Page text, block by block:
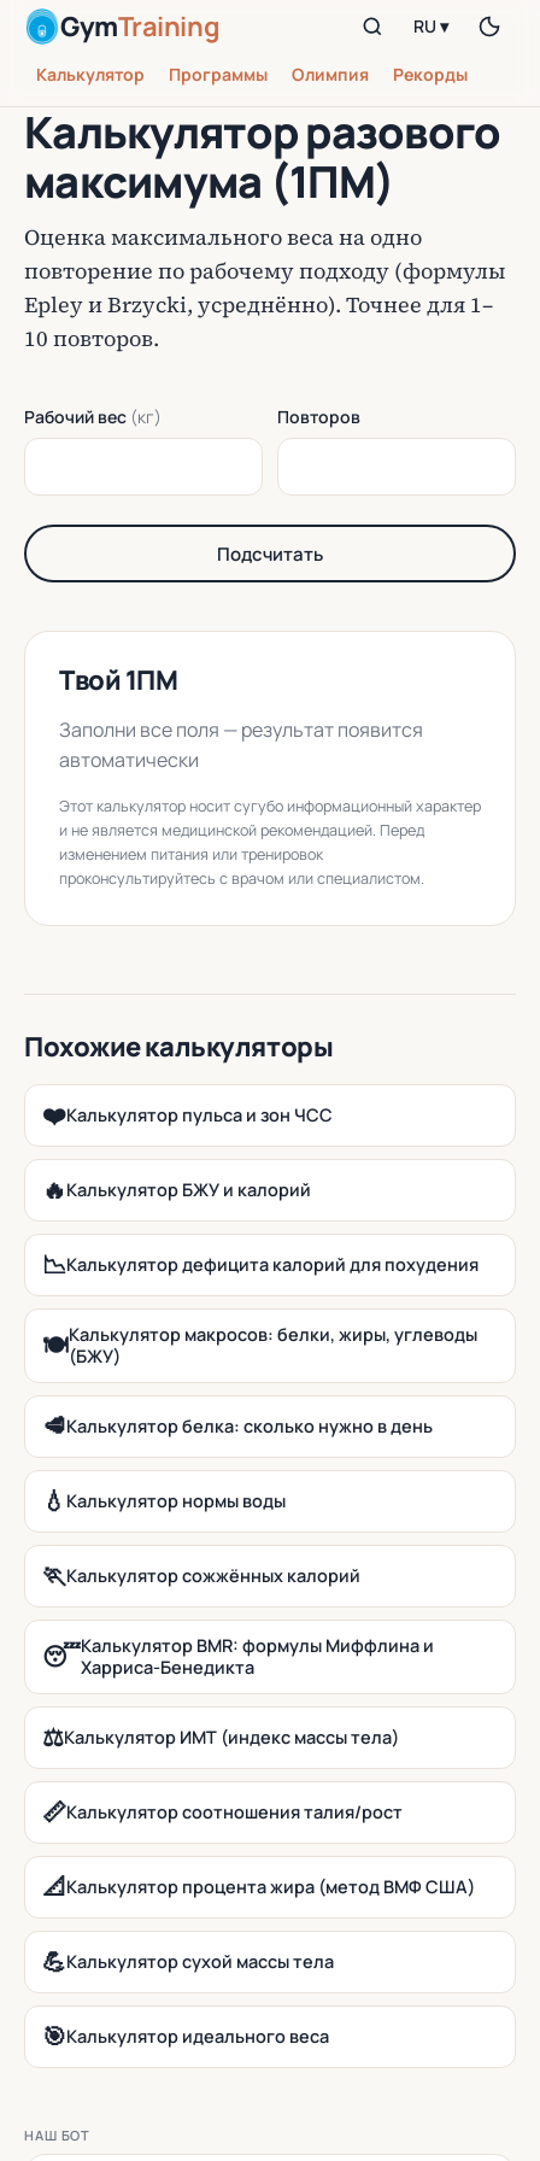
GymTraining
Калькулятор Программы Олимпия Рекорды
RU ▾
Калькулятор разового
максимума (1ПМ)
Оценка максимального веса на одно
повторение по рабочему подходу (формулы
Epley и Brzycki, усреднённо). Точнее для 1–
10 повторов.
Рабочий вес (кг) Повторов
Подсчитать
Твой 1ПМ
Заполни все поля — результат появится
автоматически
Этот калькулятор носит сугубо информационный характер
и не является медицинской рекомендацией. Перед
изменением питания или тренировок
проконсультируйтесь с врачом или специалистом.
Похожие калькуляторы
❤️Калькулятор пульса и зон ЧСС
🔥 Калькулятор БЖУ и калорий
📉Калькулятор дефицита калорий для похудения
🍽️Калькулятор макросов: белки, жиры, углеводы
(БЖУ)
🥩Калькулятор белка: сколько нужно в день
💧 Калькулятор нормы воды
🏃Калькулятор сожжённых калорий
😴Калькулятор BMR: формулы Миффлина и
Харриса-Бенедикта
⚖️Калькулятор ИМТ (индекс массы тела)
📏Калькулятор соотношения талия/рост
📐 Калькулятор процента жира (метод ВМФ США)
💪Калькулятор сухой массы тела
🎯Калькулятор идеального веса
НАШ БОТ